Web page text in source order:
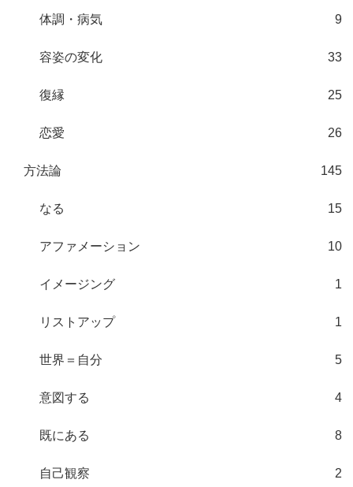
体調・病気 9
容姿の変化 33
復縁 25
恋愛 26
方法論 145
なる 15
アファメーション 10
イメージング 1
リストアップ 1
世界＝自分 5
意図する 4
既にある 8
自己観察 2